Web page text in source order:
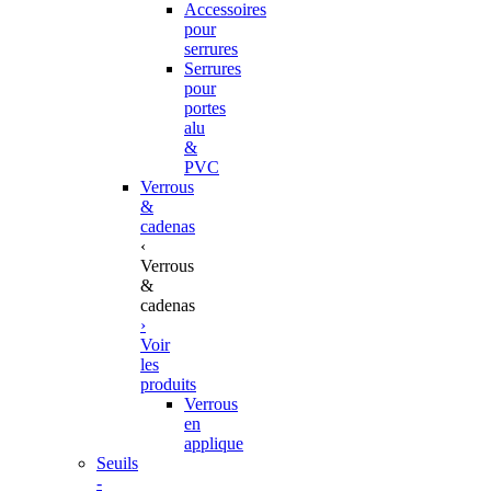
Accessoires
pour
serrures
Serrures
pour
portes
alu
&
PVC
Verrous
&
cadenas
‹
Verrous
&
cadenas
›
Voir
les
produits
Verrous
en
applique
Seuils
-